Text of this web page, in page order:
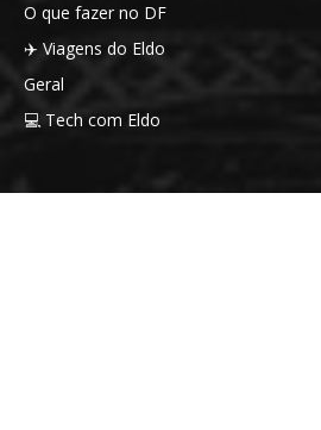
O que fazer no DF
✈️ Viagens do Eldo
Geral
💻 Tech com Eldo